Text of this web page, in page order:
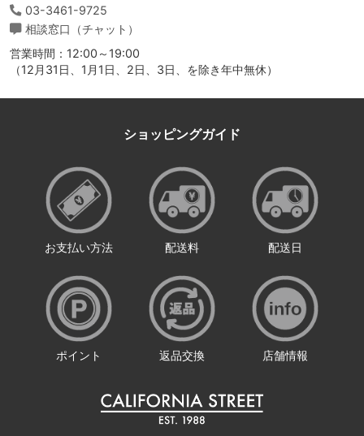
03-3461-9725
相談窓口（チャット）
営業時間：12:00～19:00
（12月31日、1月1日、2日、3日、を除き年中無休）
ショッピングガイド
お支払い方法 配送料 配送日
ポイント 返品交換 店舗情報